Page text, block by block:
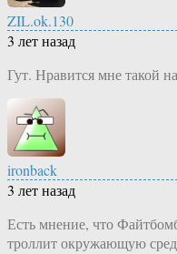
ZIL.ok.130
3 лет назад
Гут. Нравится мне такой
ironback
3 лет назад
Есть мнение, что
троллит окружающую